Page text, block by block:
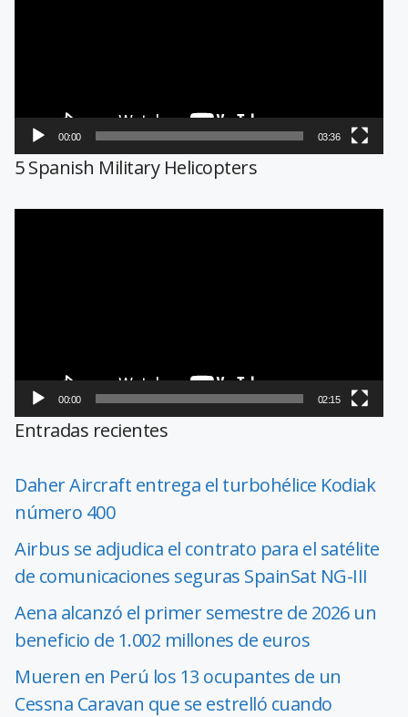
00:00 03:36
5 Spanish Military Helicopters
00:00 02:15
Entradas recientes
Daher Aircraft entrega el turbohélice Kodiak
número 400
Airbus se adjudica el contrato para el satélite
de comunicaciones seguras SpainSat NG-III
Aena alcanzó el primer semestre de 2026 un
beneficio de 1.002 millones de euros
Mueren en Perú los 13 ocupantes de un
Cessna Caravan que se estrelló cuando